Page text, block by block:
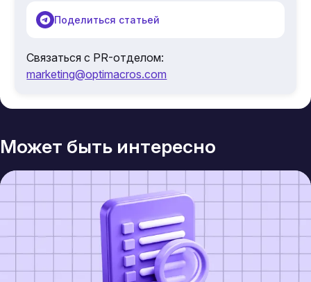
Поделиться статьей
Связаться с PR-отделом:
marketing@optimacros.com
Может быть интересно